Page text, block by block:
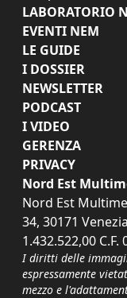
LABORATORIO
EVENTI NEM
LE GUIDE
I DOSSIER
NEWSLETTER
PODCAST
I VIDEO
GERENZA
PRIVACY
Nord Est
Nord Est
34, 30171
1.432.522,00 C.F.
I diritti delle
espressamente
mezzo e